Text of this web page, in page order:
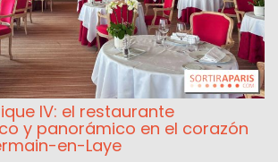
IV: el restaurante
y panorámico en el corazón
en-Laye